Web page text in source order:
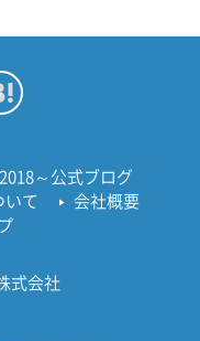
2018～公式ブログ
いて
会社概要
式会社